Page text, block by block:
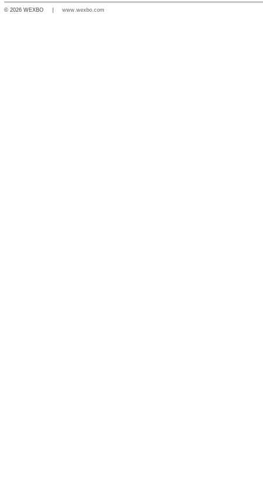
© 2026 WEXBO | www.wexbo.com